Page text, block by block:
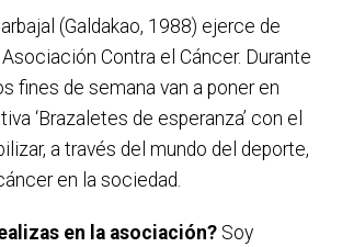
(Galdakao, 1988) ejerce de
Contra el Cáncer. Durante
fines de semana van a poner en
‘Brazaletes de esperanza’ con el
a través del mundo del deporte,
en la sociedad.
en la asociación? Soy